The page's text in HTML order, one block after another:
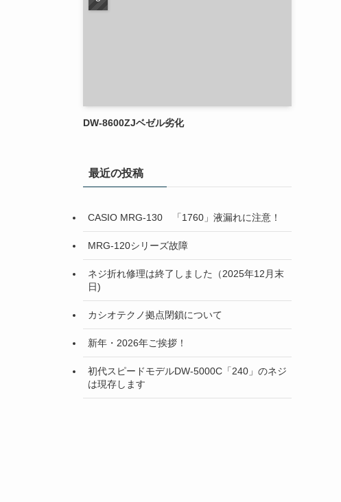
DW-8600ZJベゼル劣化
最近の投稿
CASIO MRG-130 「1760」液漏れに注意！
MRG-120シリーズ故障
ネジ折れ修理は終了しました（2025年12月末
日)
カシオテクノ拠点閉鎖について
新年・2026年ご挨拶！
初代スピードモデルDW-5000C「240」のネジ
は現存します